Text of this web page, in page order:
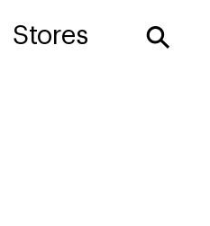
Stores ⚲